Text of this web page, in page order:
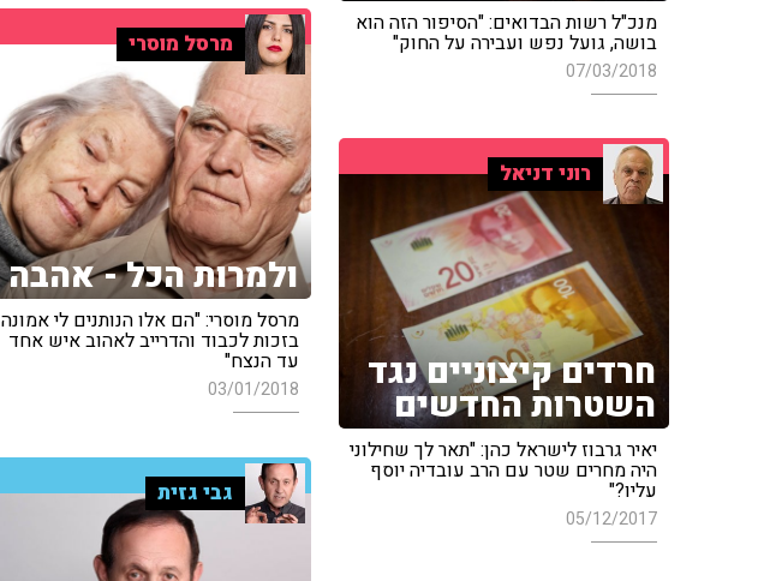
מנכ"ל רשות הבדואים: "הסיפור הזה הוא
בושה, גועל נפש ועבירה על החוק"
07/03/2018
מרסל מוסרי
ולמרות הכל - אהבה
מרסל מוסרי: "הם אלו הנותנים לי אמונה
בזכות לכבוד והדרייב לאהוב איש אחד
עד הנצח"
03/01/2018
רוני דניאל
חרדים קיצוניים נגד
השטרות החדשים
יאיר גרבוז לישראל כהן: "תאר לך שחילוני
היה מחרים שטר עם הרב עובדיה יוסף
עליו?"
05/12/2017
גבי גזית